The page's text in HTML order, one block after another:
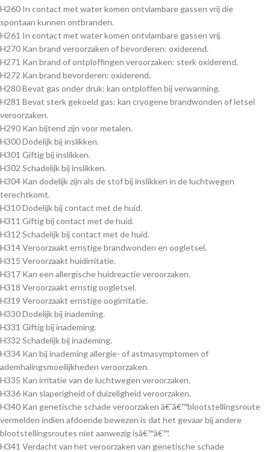
H260 In contact met water komen ontvlambare gassen vrij die
spontaan kunnen ontbranden.
H261 In contact met water komen ontvlambare gassen vrij.
H270 Kan brand veroorzaken of bevorderen: oxiderend.
H271 Kan brand of ontploffingen veroorzaken: sterk oxiderend.
H272 Kan brand bevorderen: oxiderend.
H280 Bevat gas onder druk: kan ontploffen bij verwarming.
H281 Bevat sterk gekoeld gas: kan cryogene brandwonden of letsel
veroorzaken.
H290 Kan bijtend zijn voor metalen.
H300 Dodelijk bij inslikken.
H301 Giftig bij inslikken.
H302 Schadelijk bij inslikken.
H304 Kan dodelijk zijn als de stof bij inslikken in de luchtwegen
terechtkomt.
H310 Dodelijk bij contact met de huid.
H311 Giftig bij contact met de huid.
H312 Schadelijk bij contact met de huid.
H314 Veroorzaakt ernstige brandwonden en oogletsel.
H315 Veroorzaakt huidirritatie.
H317 Kan een allergische huidreactie veroorzaken.
H318 Veroorzaakt ernstig oogletsel.
H319 Veroorzaakt ernstige oogirritatie.
H330 Dodelijk bij inademing.
H331 Giftig bij inademing.
H332 Schadelijk bij inademing.
H334 Kan bij inademing allergie- of astmasymptomen of
ademhalingsmoeilijkheden veroorzaken.
H335 Kan irritatie van de luchtwegen veroorzaken.
H336 Kan slaperigheid of duizeligheid veroorzaken.
H340 Kan genetische schade veroorzaken â€˜â€™blootstellingsroute
vermelden indien afdoende bewezen is dat het gevaar bij andere
blootstellingsroutes niet aanwezig isâ€™â€™.
H341 Verdacht van het veroorzaken van genetische schade